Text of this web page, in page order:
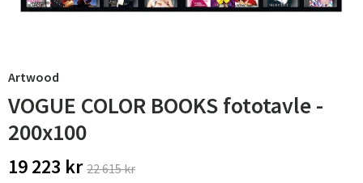
Artwood
VOGUE COLOR BOOKS fototavle -
200x100
19 223 kr 22 615 kr